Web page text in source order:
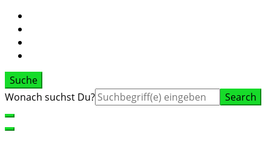
Suche
Suche
Wonach suchst Du?